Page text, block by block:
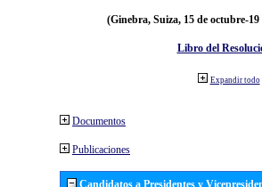
(Ginebra, Suiza, 15 de octubre-19
Libro del
Expandir todo
Documentos
Publicaciones
Candidatos a Presidentes y